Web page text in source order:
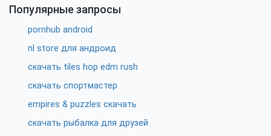
Популярные запросы
pornhub android
nl store для андроид
скачать tiles hop edm rush
скачать спортмастер
empires & puzzles скачать
скачать рыбалка для друзей